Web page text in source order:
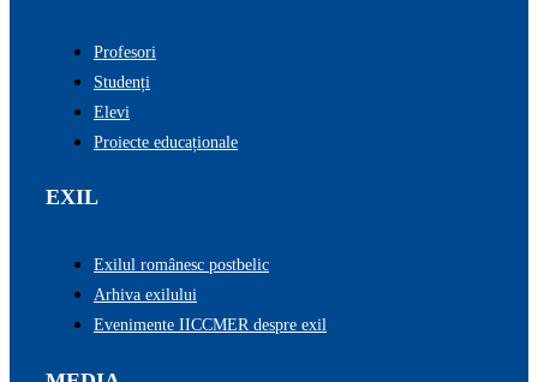
Profesori
Studenți
Elevi
Proiecte educaționale
EXIL
Exilul românesc postbelic
Arhiva exilului
Evenimente IICCMER despre exil